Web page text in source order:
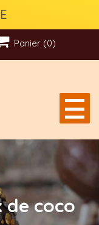
Panier (0)
de coco